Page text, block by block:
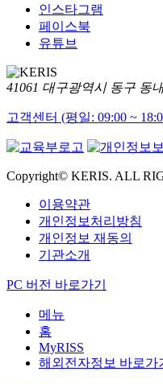
인스타그램
페이스북
유튜브
41061 대구광역시 동구 동
고객센터 (평일: 09:00 ~
Copyright© KERIS. ALL
이용약관
개인정보처리방침
개인정보 재동의
기관소개
PC 버전 바로가기
메뉴
홈
MyRISS
해외전자정보 바로가